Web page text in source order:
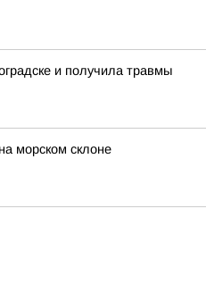
и получила травмы
морском склоне